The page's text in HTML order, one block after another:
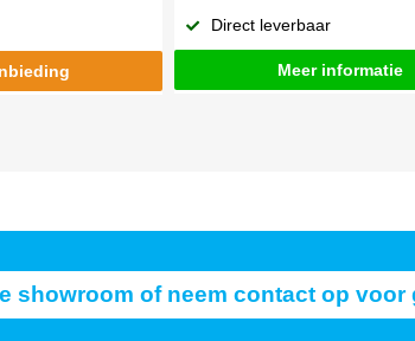
Direct leverbaar
Meer informatie
showroom of neem contact op voor